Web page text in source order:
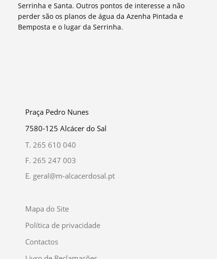
Serrinha e Santa. Outros pontos de interesse a não
perder são os planos de água da Azenha Pintada e
Bemposta e o lugar da Serrinha.
Praça Pedro Nunes
7580-125 Alcácer do Sal
T. 265 610 040
F. 265 247 003
E. geral@m-alcacerdosal.pt
Mapa do Site
Política de privacidade
Contactos